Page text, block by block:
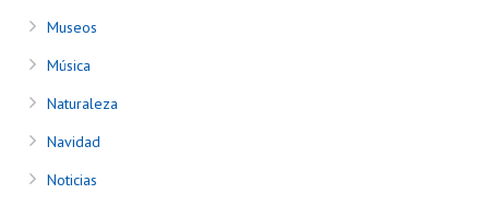
Museos
Música
Naturaleza
Navidad
Noticias